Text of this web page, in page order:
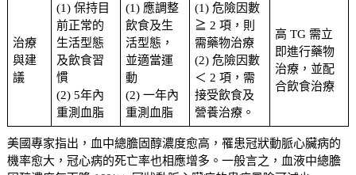
治療
與建
議
(1) 保持目
前正常的
生活型態
及飲食習
慣
(2) 5年內
重測血脂
(1) 應調整
飲食及生
活型態，
並適當運
動
(2) 一年內
重測血脂
(1) 危險因數
≧ 2 項，則
需藥物治療
(2) 危險因數
＜ 2 項，需
接受飲食及
營養治療。
高 TG 需立
即進行藥物
治療，並配
合飲食治療
美國專家指出，血中總膽固醇濃度愈高，罹患冠狀動脈心臟病的
機率愈大，冠心病的死亡率也相應增多。一般言之，血液中總膽